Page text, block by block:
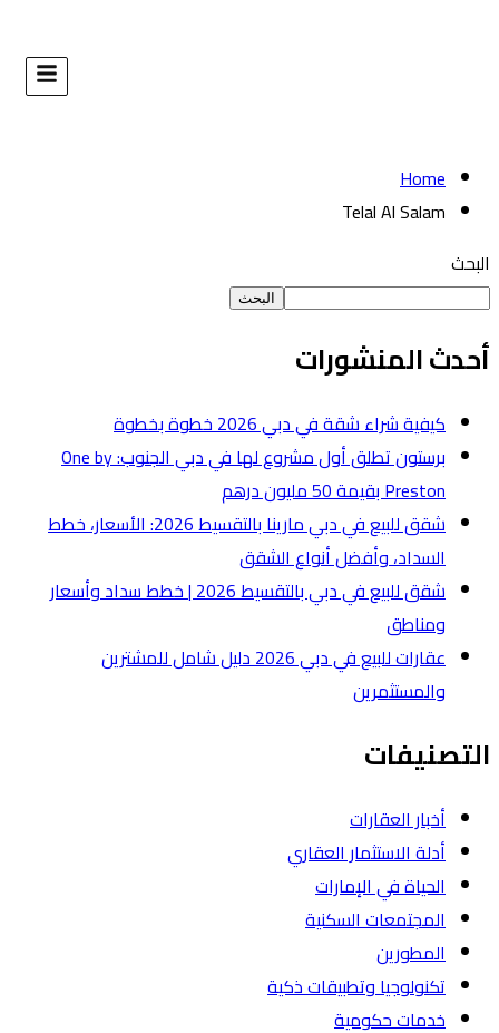
برستون تطلق أول مشروع لها في دبي الجنوب: One by
شقق للبيع في دبي مارينا بالتقسيط 2026: الأسعار، خطط
شقق للبيع في دبي بالتقسيط 2026 | خطط سداد وأسعار
عقارات للبيع في دبي 2026 دليل شامل للمشترين